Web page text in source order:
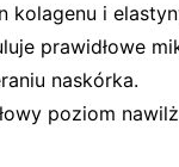
kolagenu i
prawidłowe
naskórka.
poziom